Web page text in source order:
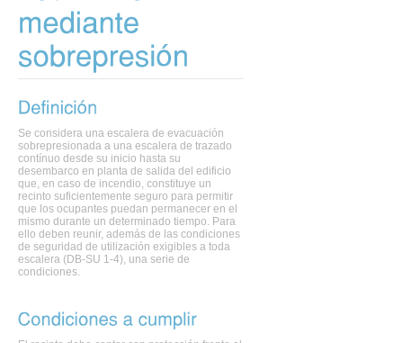
Se considera una escalera de evacuación
sobrepresionada a una escalera de trazado
contínuo desde su inicio hasta su
desembarco en planta de salida del edificio
que, en caso de incendio, constituye un
recinto suficientemente seguro para permitir
que los ocupantes puedan permanecer en el
mismo durante un determinado tiempo. Para
ello deben reunir, además de las condiciones
de seguridad de utilización exigibles a toda
escalera (DB-SU 1-4), una serie de
condiciones.